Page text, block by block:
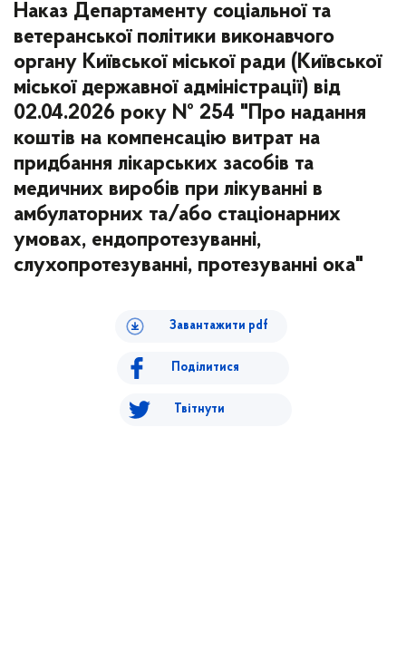
Наказ Департаменту соціальної та
ветеранської політики виконавчого
органу Київської міської ради (Київської
міської державної адміністрації) від
02.04.2026 року № 254 "Про надання
коштів на компенсацію витрат на
придбання лікарських засобів та
медичних виробів при лікуванні в
амбулаторних та/або стаціонарних
умовах, ендопротезуванні,
слухопротезуванні, протезуванні ока"
Завантажити pdf
Поділитися
Твітнути